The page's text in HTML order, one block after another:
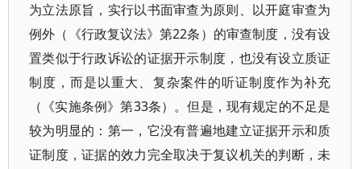
为立法原旨，实行以书面审查为原则、以开庭审查为
例外（《行政复议法》第22条）的审查制度，没有设
置类似于行政诉讼的证据开示制度，也没有设立质证
制度，而是以重大、复杂案件的听证制度作为补充
（《实施条例》第33条）。但是，现有规定的不足是
较为明显的：第一，它没有普遍地建立证据开示和质
证制度，证据的效力完全取决于复议机关的判断，未